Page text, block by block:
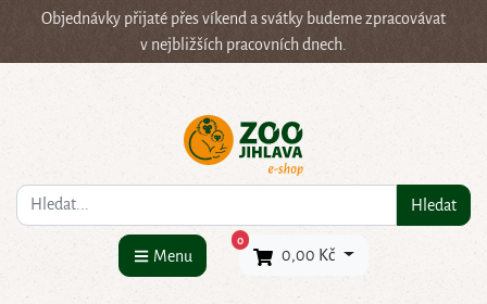
Objednávky přijaté přes víkend a svátky budeme zpracovávat
v nejbližších pracovních dnech.
Co hledáte? Hledat
Menu
0×
0,00 Kč